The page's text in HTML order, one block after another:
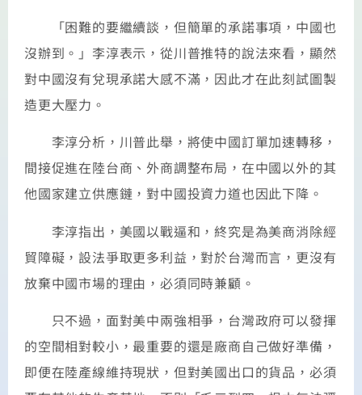
「困難的要繼續談，但簡單的承諾事項，中國也
沒辦到。」李淳表示，從川普推特的說法來看，顯然
對中國沒有兌現承諾大感不滿，因此才在此刻試圖製
造更大壓力。
李淳分析，川普此舉，將使中國訂單加速轉移，
間接促進在陸台商、外商調整布局，在中國以外的其
他國家建立供應鏈，對中國投資力道也因此下降。
李淳指出，美國以戰逼和，終究是為美商消除經
貿障礙，設法爭取更多利益，對於台灣而言，更沒有
放棄中國市場的理由，必須同時兼顧。
只不過，面對美中兩強相爭，台灣政府可以發揮
的空間相對較小，最重要的還是廠商自己做好準備，
即便在陸產線維持現狀，但對美國出口的貨品，必須